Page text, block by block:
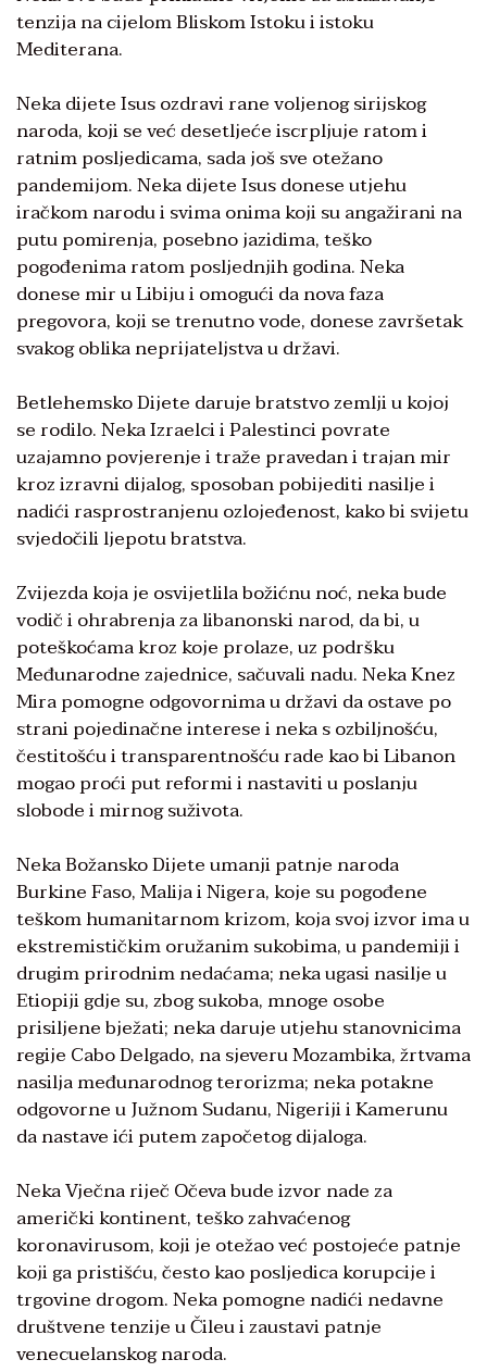
tenzija na cijelom Bliskom Istoku i istoku
Mediterana.
Neka dijete Isus ozdravi rane voljenog sirijskog
naroda, koji se već desetljeće iscrpljuje ratom i
ratnim posljedicama, sada još sve otežano
pandemijom. Neka dijete Isus donese utjehu
iračkom narodu i svima onima koji su angažirani na
putu pomirenja, posebno jazidima, teško
pogođenima ratom posljednjih godina. Neka
donese mir u Libiju i omogući da nova faza
pregovora, koji se trenutno vode, donese završetak
svakog oblika neprijateljstva u državi.
Betlehemsko Dijete daruje bratstvo zemlji u kojoj
se rodilo. Neka Izraelci i Palestinci povrate
uzajamno povjerenje i traže pravedan i trajan mir
kroz izravni dijalog, sposoban pobijediti nasilje i
nadići rasprostranjenu ozlojeđenost, kako bi svijetu
svjedočili ljepotu bratstva.
Zvijezda koja je osvijetlila božićnu noć, neka bude
vodič i ohrabrenja za libanonski narod, da bi, u
poteškoćama kroz koje prolaze, uz podršku
Međunarodne zajednice, sačuvali nadu. Neka Knez
Mira pomogne odgovornima u državi da ostave po
strani pojedinačne interese i neka s ozbiljnošću,
čestitošću i transparentnošću rade kao bi Libanon
mogao proći put reformi i nastaviti u poslanju
slobode i mirnog suživota.
Neka Božansko Dijete umanji patnje naroda
Burkine Faso, Malija i Nigera, koje su pogođene
teškom humanitarnom krizom, koja svoj izvor ima u
ekstremističkim oružanim sukobima, u pandemiji i
drugim prirodnim nedaćama; neka ugasi nasilje u
Etiopiji gdje su, zbog sukoba, mnoge osobe
prisiljene bježati; neka daruje utjehu stanovnicima
regije Cabo Delgado, na sjeveru Mozambika, žrtvama
nasilja međunarodnog terorizma; neka potakne
odgovorne u Južnom Sudanu, Nigeriji i Kamerunu
da nastave ići putem započetog dijaloga.
Neka Vječna riječ Očeva bude izvor nade za
američki kontinent, teško zahvaćenog
koronavirusom, koji je otežao već postojeće patnje
koji ga pristišću, često kao posljedica korupcije i
trgovine drogom. Neka pomogne nadići nedavne
društvene tenzije u Čileu i zaustavi patnje
venecuelanskog naroda.